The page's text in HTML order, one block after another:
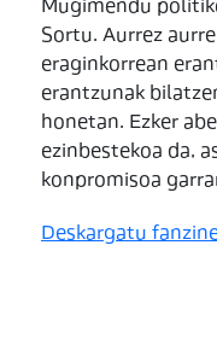
Mugimendu
Sortu. Aurrez
eraginkorrean
erantzunak
honetan. Ezker
ezinbestekoa da,
konpromisoa
Deskargatu